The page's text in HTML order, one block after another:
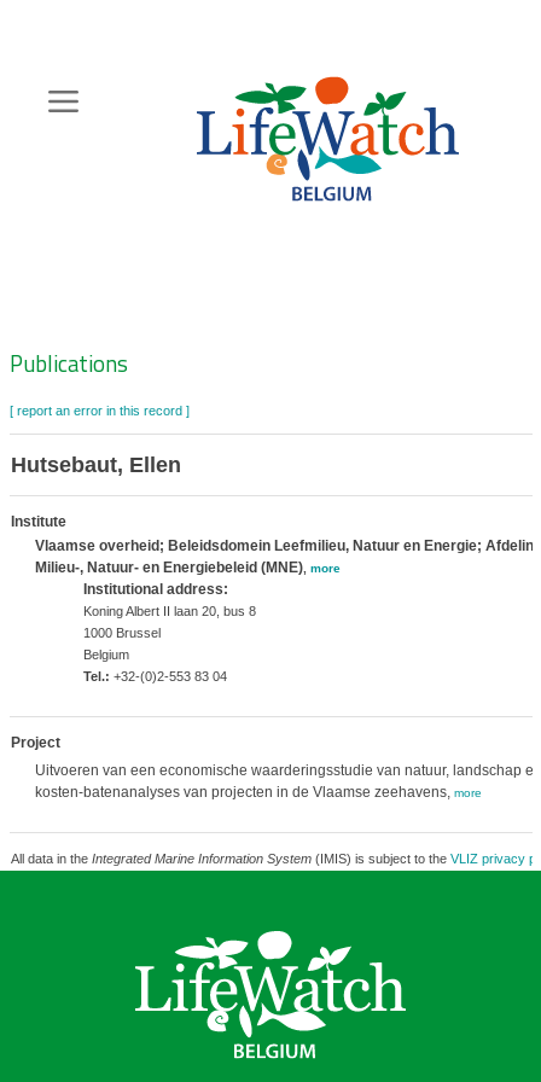
content
Zoeknavigatie
Publications
[ report an error in this record ]
Hutsebaut, Ellen
Institute
Vlaamse overheid; Beleidsdomein Leefmilieu, Natuur en Energie; Afdeling
Milieu-, Natuur- en Energiebeleid (MNE), more
Institutional address:
Koning Albert II laan 20, bus 8
1000 Brussel
Belgium
Tel.: +32-(0)2-553 83 04
Project
Uitvoeren van een economische waarderingsstudie van natuur, landschap
kosten-batenanalyses van projecten in de Vlaamse zeehavens, more
All data in the Integrated Marine Information System(IMIS) is subject to the VLIZ privacy